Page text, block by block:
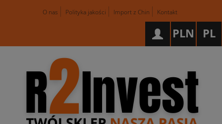
O nas Polityka jakości Import z Chin Kontakt
PL
PLN